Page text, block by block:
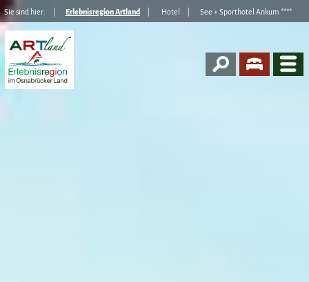
Sie sind hier: Erlebnisregion Artland Hotel See + Sporthotel Ankum ****